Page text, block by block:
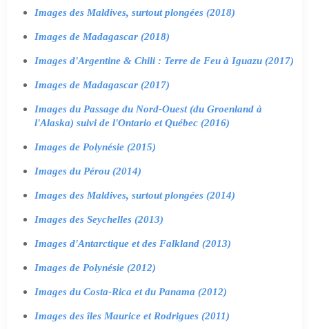
Images des Maldives, surtout plongées (2018)
Images de Madagascar (2018)
Images d'Argentine & Chili : Terre de Feu à Iguazu (2017)
Images de Madagascar (2017)
Images du Passage du Nord-Ouest (du Groenland à
l'Alaska) suivi de l'Ontario et Québec (2016)
Images de Polynésie (2015)
Images du Pérou (2014)
Images des Maldives, surtout plongées (2014)
Images des Seychelles (2013)
Images d'Antarctique et des Falkland (2013)
Images de Polynésie (2012)
Images du Costa-Rica et du Panama (2012)
Images des îles Maurice et Rodrigues (2011)